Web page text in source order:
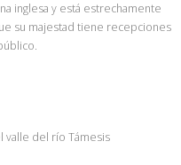
inglesa y está estrechamente
su majestad tiene recepciones
valle del río Támesis